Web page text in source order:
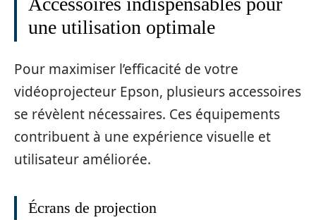
une utilisation optimale
Pour maximiser l’efficacité de votre
vidéoprojecteur Epson, plusieurs accessoires
se révèlent nécessaires. Ces équipements
contribuent à une expérience visuelle et
utilisateur améliorée.
Écrans de projection